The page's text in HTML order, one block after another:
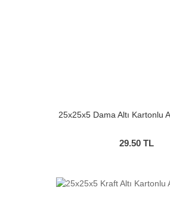
25x25x5 Dama Altı Kartonlu
29.50 TL